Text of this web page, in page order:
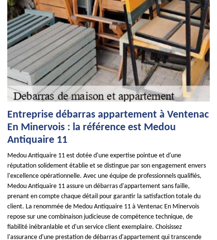
Entreprise débarras appartement à Ventenac
En Minervois : la référence est Medou
Antiquaire 11
Medou Antiquaire 11 est dotée d'une expertise pointue et d'une
réputation solidement établie et se distingue par son engagement envers
l'excellence opérationnelle. Avec une équipe de professionnels qualifiés,
Medou Antiquaire 11 assure un débarras d'appartement sans faille,
prenant en compte chaque détail pour garantir la satisfaction totale du
client. La renommée de Medou Antiquaire 11 à Ventenac En Minervois
repose sur une combinaison judicieuse de compétence technique, de
fiabilité inébranlable et d'un service client exemplaire. Choisissez
l'assurance d'une prestation de débarras d'appartement qui transcende